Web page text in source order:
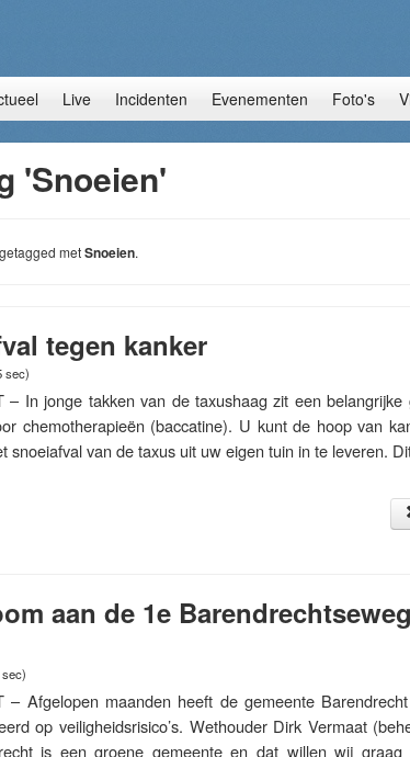
Live Incidenten Evenementen Foto's
'Snoeien'
metSnoeien.
tegen kanker
sec)
– In jonge takken van de taxushaag zit een belangrijke
chemotherapieën (baccatine). U kunt de hoop van
snoeiafval van de taxus uit uw eigen tuin in te leveren.
aan de 1e
– Afgelopen maanden heeft de gemeente
op veiligheidsrisico’s. Wethouder Dirk Vermaat
is een groene gemeente en dat willen wij graag